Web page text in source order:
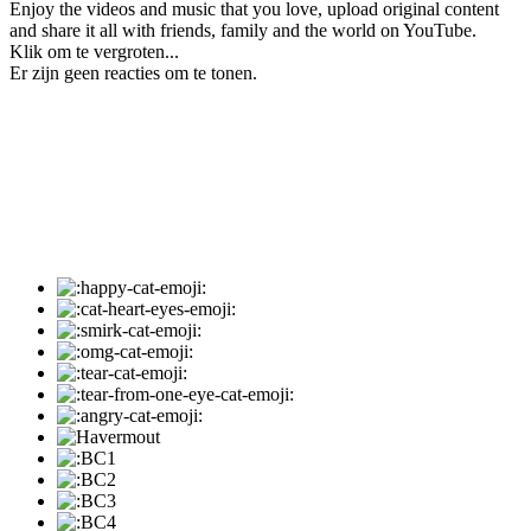
Enjoy the videos and music that you love, upload original content
and share it all with friends, family and the world on YouTube.
Klik om te vergroten...
Er zijn geen reacties om te tonen.